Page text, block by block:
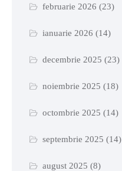
februarie 2026 (23)
ianuarie 2026 (14)
decembrie 2025 (23)
noiembrie 2025 (18)
octombrie 2025 (14)
septembrie 2025 (14)
august 2025 (8)